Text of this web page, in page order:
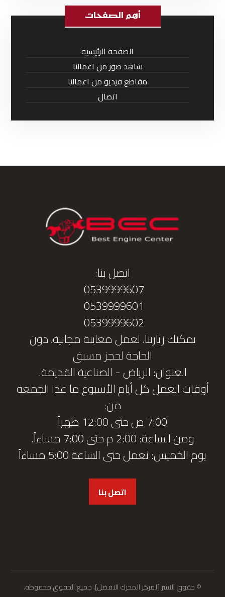
أهم الصفحات
الصفحة الرئيسية
شاهد صور من اعمالنا
مقاطع فيديو من اعمالنا
اتصال
اتصل بنا:
0539999607
0539999601
0539999602
يمكنك زيارتنا، لعمل معاينة مجانية، دون
الحاجة لحجز مسبق
العنوان: الرياض - الصناعية القديمة.
أوقات العمل كل أيام الأسبوع ما عدا الجمعة
من:
7:00 ص حتى 12:00 ظهراً
ومن الساعة: 2:00 م حتى 7:00 مساءاً.
يوم الخميس: نعمل حتى الساعة 5:00 مساءاً
اتصل بنا
© حقوق النشر [لمركز المحرك الافضل]. جميع الحقوق محفوظة.